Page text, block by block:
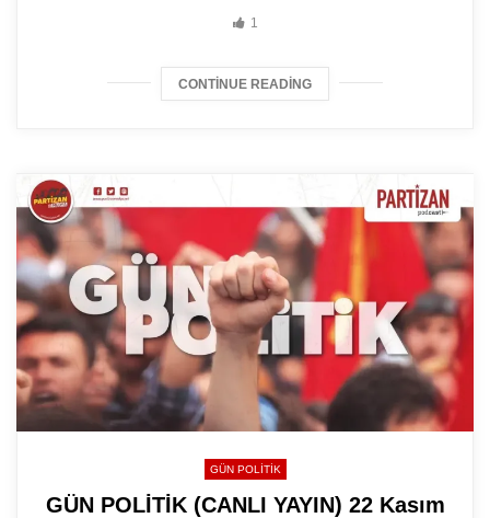
1
CONTINUE READING
GÜN POLITIK
GÜN POLİTİK (CANLI YAYIN) 22 Kasım